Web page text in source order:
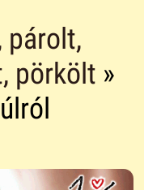
párolt,
pörkölt »